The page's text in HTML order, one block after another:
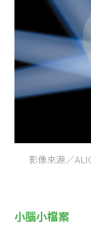
影像來源／
小腦小檔案